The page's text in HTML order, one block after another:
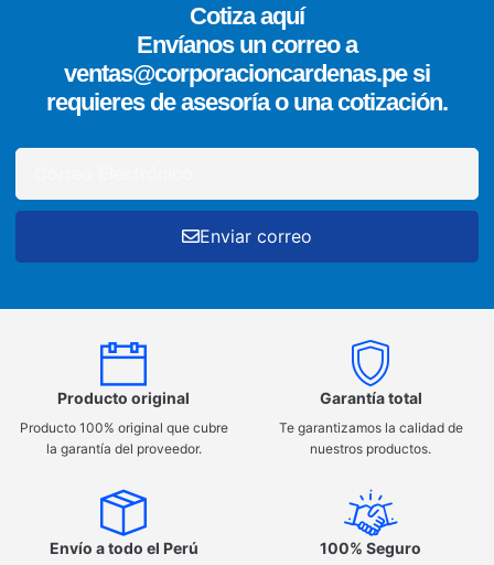
Cotiza aquí
Envíanos un correo a
ventas@corporacioncardenas.pe si
requieres de asesoría o una cotización.
Enviar correo
Producto original
Producto 100% original que cubre
la garantía del proveedor.
Garantía total
Te garantizamos la calidad de
nuestros productos.
Envío a todo el Perú 100% Seguro